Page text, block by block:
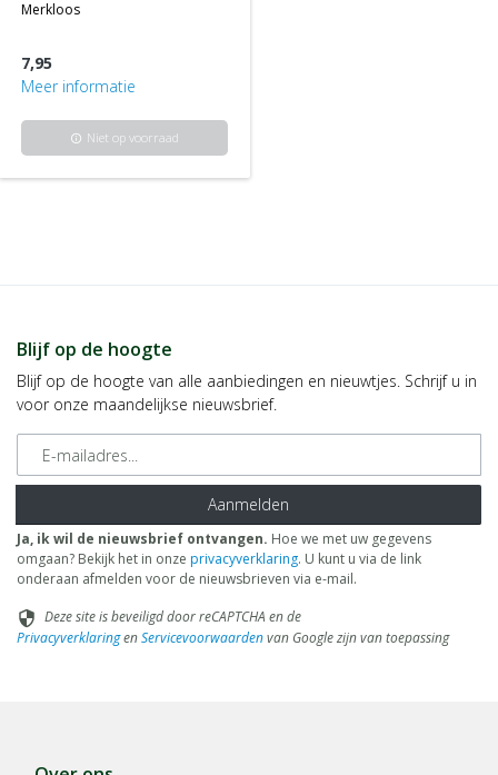
merkloos
7,95
Meer informatie
info Niet op voorraad
Blijf op de hoogte
Blijf op de hoogte van alle aanbiedingen en nieuwtjes. Schrijf u in
voor onze maandelijkse nieuwsbrief.
E-mailadres
Aanmelden
Ja, ik wil de nieuwsbrief ontvangen. Hoe we met uw gegevens
omgaan? Bekijk het in onze privacyverklaring. U kunt u via de link
onderaan afmelden voor de nieuwsbrieven via e-mail.
security Deze site is beveiligd door reCAPTCHA en de
PrivacyverklaringenServicevoorwaardenvan Google zijn van toepassing